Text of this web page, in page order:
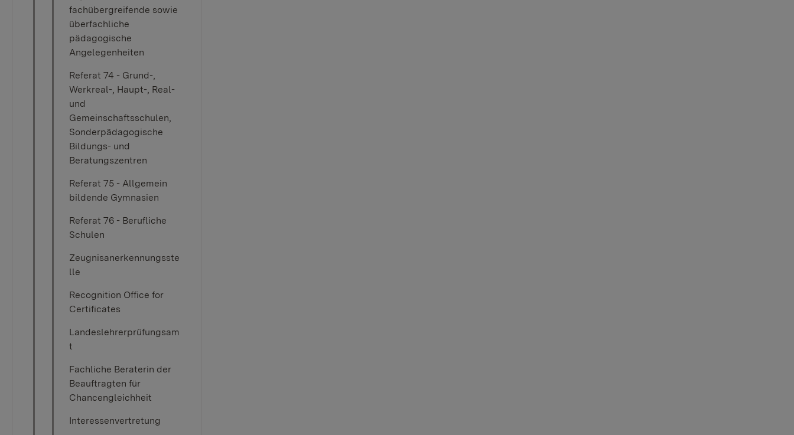
fachübergreifende sowie
überfachliche
pädagogische
Angelegenheiten
Referat 74 - Grund-,
Werkreal-, Haupt-, Real-
und
Gemeinschaftsschulen,
Sonderpädagogische
Bildungs- und
Beratungszentren
Referat 75 - Allgemein
bildende Gymnasien
Referat 76 - Berufliche
Schulen
Zeugnisanerkennungsste
lle
Recognition Office for
Certificates
Landeslehrerprüfungsam
t
Fachliche Beraterin der
Beauftragten für
Chancengleichheit
Interessenvertretung